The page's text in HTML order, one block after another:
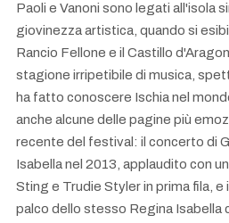
Paoli e Vanoni sono legati all'isola
giovinezza artistica, quando si
Rancio Fellone e il Castillo
stagione irripetibile di musica,
ha fatto conoscere Ischia nel
anche alcune delle pagine più
recente del festival: il concerto di
Isabella nel 2013, applaudito con
Sting e Trudie Styler in prima fila, e
palco dello stesso Regina Isabella